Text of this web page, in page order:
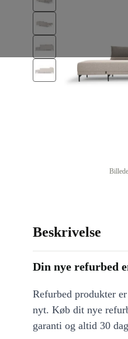
Beskrivelse
Din nye refurbed
Refurbed produkter
nyt. Køb dit nye
garanti og altid 30